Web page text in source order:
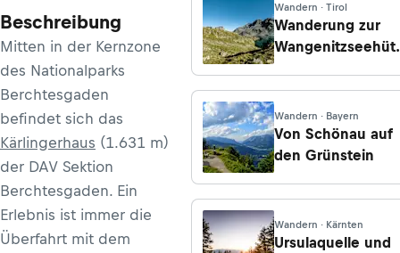
Beschreibung
Mitten in der Kernzone
des Nationalparks
Berchtesgaden
befindet sich das
Kärlingerhaus (1.631 m)
der DAV Sektion
Berchtesgaden. Ein
Erlebnis ist immer die
Überfahrt mit dem
Wandern · Tirol
Wanderung zur
im Debanttal
Wandern · Bayern
Von Schönau auf
den Grünstein
Wandern · Kärnten
Ursulaquelle und